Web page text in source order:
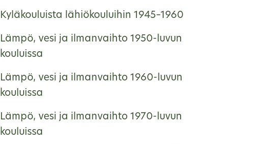
Kyläkouluista lähiökouluihin 1945–1960
Lämpö, vesi ja ilmanvaihto 1950-luvun
kouluissa
Lämpö, vesi ja ilmanvaihto 1960-luvun
kouluissa
Lämpö, vesi ja ilmanvaihto 1970-luvun
kouluissa